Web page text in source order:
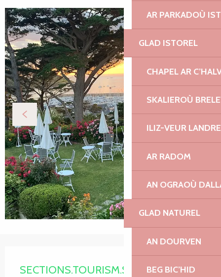
AR PARKADOÙ
GLAD ISTOREL
CHAPEL AR
SKALIEROÙ
ILIZ-VEUR
AR RADOM
AN OGRAOÙ
GLAD NATUREL
AN DOURVEN
BEG BIC’HID